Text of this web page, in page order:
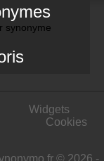
synonyme
Widgets
Cookies